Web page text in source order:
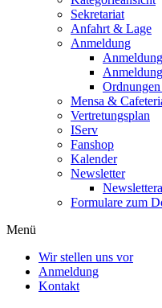
Sekretariat
Anfahrt & Lage
Anmeldung
Mensa &
Vertretungsplan
IServ
Fanshop
Kalender
Newsletter
Formulare zum
Menü
Wir stellen uns vor
Anmeldung
Kontakt